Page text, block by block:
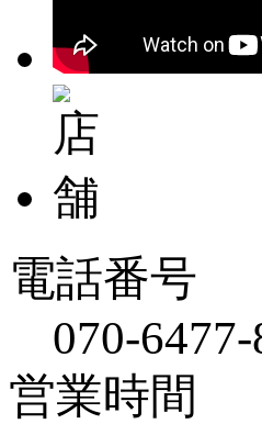
電話番号
070-
営業時間